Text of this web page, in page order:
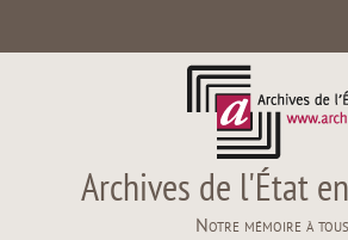
Archives de l'État
Notre mémoire à